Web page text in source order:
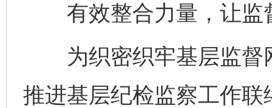
有效整合力量，让监
为织密织牢基层监督
推进基层纪检监察工作